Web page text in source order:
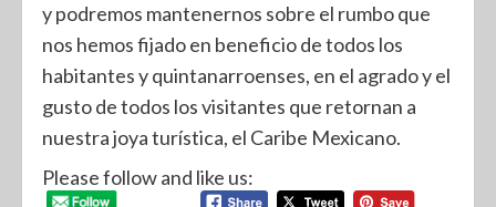
y podremos mantenernos sobre el rumbo que
nos hemos fijado en beneficio de todos los
habitantes y quintanarroenses, en el agrado y el
gusto de todos los visitantes que retornan a
nuestra joya turística, el Caribe Mexicano.
Please follow and like us: